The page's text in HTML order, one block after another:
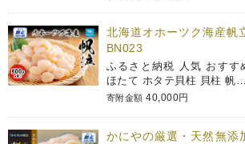
北海道オホーツク海産
BN023
ふるさと納税 人気 おすす
ほたて ホタテ貝柱 貝柱 帆…
寄附金額 40,000円
かにやの厳選・天然無添